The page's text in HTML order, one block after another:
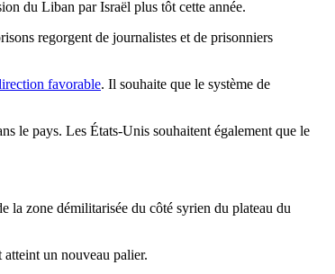
du Liban par Israël plus tôt cette année.
regorgent de journalistes et de prisonniers
favorable. Il souhaite que le système de
le pays. Les États-Unis souhaitent également que le
la zone démilitarisée du côté syrien du plateau du
un nouveau palier.